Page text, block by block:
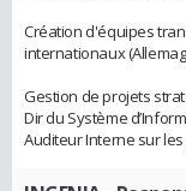
Création d'équipes
internationaux
Gestion de projets
Dir du Système
Auditeur Interne sur